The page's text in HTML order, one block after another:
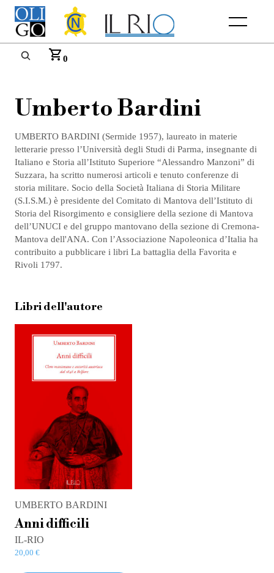
Menu
0
Umberto Bardini
UMBERTO BARDINI (Sermide 1957), laureato in materie
letterarie presso l’Università degli Studi di Parma, insegnante di
Italiano e Storia all’Istituto Superiore “Alessandro Manzoni” di
Suzzara, ha scritto numerosi articoli e tenuto conferenze di
storia militare. Socio della Società Italiana di Storia Militare
(S.I.S.M.) è presidente del Comitato di Mantova dell’Istituto di
Storia del Risorgimento e consigliere della sezione di Mantova
dell’UNUCI e del gruppo mantovano della sezione di Cremona-
Mantova dell'ANA. Con l’Associazione Napoleonica d’Italia ha
contribuito a pubblicare i libri La battaglia della Favorita e
Rivoli 1797.
Libri dell'autore
UMBERTO BARDINI
Anni difficili
IL-RIO
20,00 €